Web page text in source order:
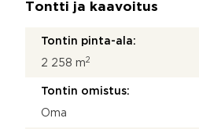
Tontti ja kaavoitus
Tontin pinta-ala:
2 258 m2
Tontin omistus:
Oma